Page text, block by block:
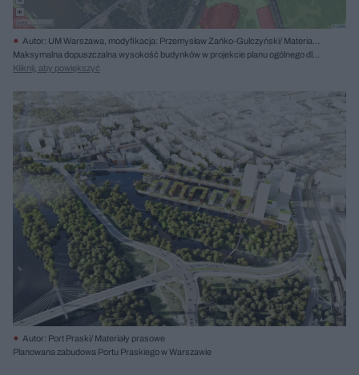
Autor: UM Warszawa, modyfikacja: Przemysław Zańko-Gulczyński/ Materiały
prasowe
Maksymalna dopuszczalna wysokość budynków w projekcie planu ogólnego dla
Warszawy
Kliknij, aby powiększyć
Autor: Port Praski/ Materiały prasowe
Planowana zabudowa Portu Praskiego w Warszawie